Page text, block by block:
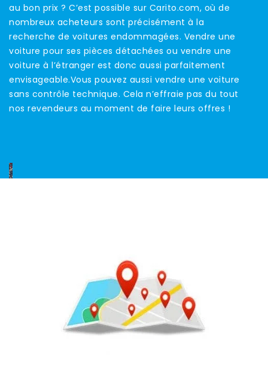
au bon prix ? C’est possible sur Carito.com, où de
nombreux acheteurs sont précisément à la
recherche de voitures endommagées. Vendre une
voiture pour ses pièces détachées ou vendre une
voiture à l’étranger est donc aussi parfaitement
envisageable.Vous pouvez aussi vendre une voiture
sans contrôle technique. Cela n’effraie pas du tout
nos revendeurs au moment de faire leurs offres !